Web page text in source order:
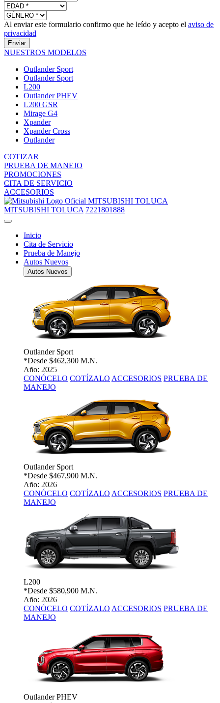
Al enviar este formulario confirmo que he leído y acepto el aviso de
privacidad
Enviar
NUESTROS MODELOS
Outlander Sport
Outlander Sport
L200
Outlander PHEV
L200 GSR
Mirage G4
Xpander
Xpander Cross
Outlander
COTIZAR
PRUEBA DE MANEJO
PROMOCIONES
CITA DE SERVICIO
ACCESORIOS
MITSUBISHI TOLUCA
MITSUBISHI TOLUCA 7221801888
Inicio
Cita de Servicio
Prueba de Manejo
Autos Nuevos
Autos Nuevos
Outlander Sport
*Desde $462,300 M.N.
Año: 2025
CONÓCELO COTÍZALO ACCESORIOS PRUEBA DE
MANEJO
Outlander Sport
*Desde $467,900 M.N.
Año: 2026
CONÓCELO COTÍZALO ACCESORIOS PRUEBA DE
MANEJO
L200
*Desde $580,900 M.N.
Año: 2026
CONÓCELO COTÍZALO ACCESORIOS PRUEBA DE
MANEJO
Outlander PHEV